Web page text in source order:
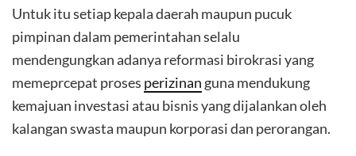
Untuk itu setiap kepala daerah maupun pucuk
pimpinan dalam pemerintahan selalu
mendengungkan adanya reformasi birokrasi yang
memeprcepat proses perizinan guna mendukung
kemajuan investasi atau bisnis yang dijalankan oleh
kalangan swasta maupun korporasi dan perorangan.